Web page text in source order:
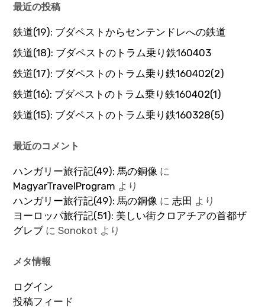
最近の投稿
鉄道(19): ブダペストからセンテンドレへの鉄道
鉄道(18): ブダペストのトラム乗り鉄160403
鉄道(17): ブダペストのトラム乗り鉄160402(2)
鉄道(16): ブダペストのトラム乗り鉄160402(1)
鉄道(15): ブダペストのトラム乗り鉄160328(5)
最近のコメント
ハンガリー旅行記(49): 馬の銅像 に
MagyarTravelProgram より
ハンガリー旅行記(49): 馬の銅像 に志田 より
ヨーロッパ旅行記(51): 美しい街クロアチアの首都ザ
グレブにSonokot より
メタ情報
ログイン
投稿フィード